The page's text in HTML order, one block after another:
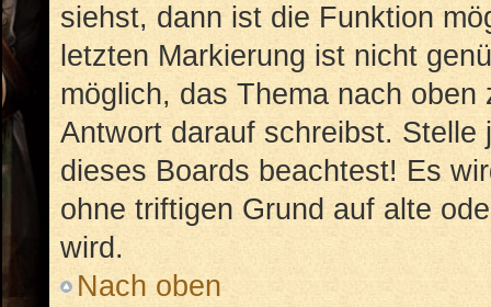
siehst, dann ist die Funktion
letzten Markierung ist nicht
möglich, das Thema nach
Antwort darauf schreibst.
dieses Boards beachtest! Es
ohne triftigen Grund auf alte
wird.
Nach oben